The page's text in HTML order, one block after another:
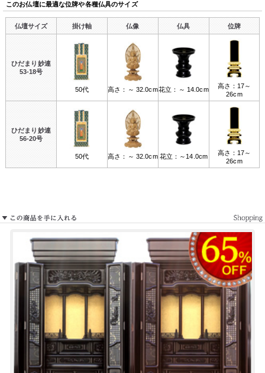
このお仏壇に最適な位牌や各種仏具のサイズ
仏壇サイズ 掛け軸 仏像 仏具 位牌
ひだまり妙連
53-18号
50代 高さ：～ 32.0cm花立：～ 14.0cm
高さ：17～
26cm
ひだまり妙連
56-20号
50代 高さ：～ 32.0cm 花立：～14.0cm
高さ：17～
26cm